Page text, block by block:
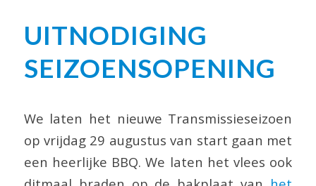
UITNODIGING
SEIZOENSOPENING
We laten het nieuwe Transmissieseizoen
op vrijdag 29 augustus van start gaan met
een heerlijke BBQ. We laten het vlees ook